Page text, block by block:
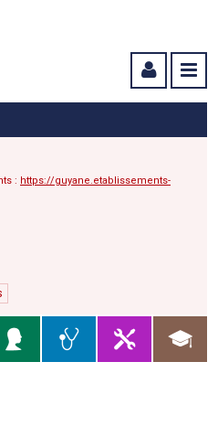
: https://guyane.etablissements-